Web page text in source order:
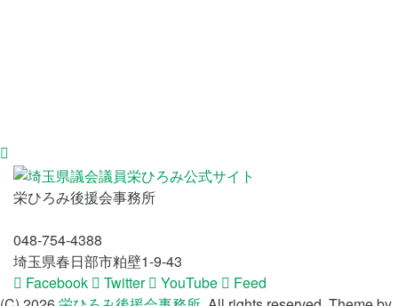
栄ひろみ後援会事務所
048-754-4388
埼玉県春日部市粕壁1-9-43
Facebook
Twitter YouTube
Feed